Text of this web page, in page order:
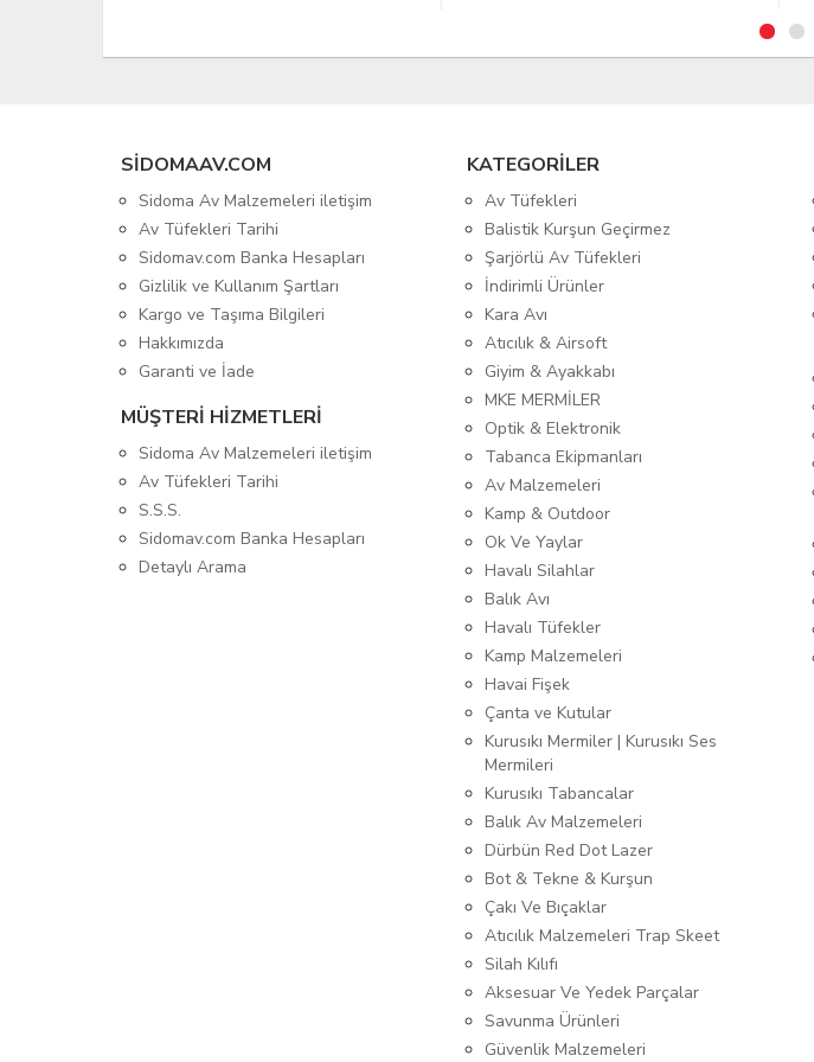
SIDOMAAV.COM
Sidoma Av Malzemeleri iletişim
Av Tüfekleri Tarihi
Sidomav.com Banka Hesapları
Gizlilik ve Kullanım Şartları
Kargo ve Taşıma Bilgileri
Hakkımızda
Garanti ve İade
MÜŞTERİ HİZMETLERİ
Sidoma Av Malzemeleri iletişim
Av Tüfekleri Tarihi
S.S.S.
Sidomav.com Banka Hesapları
Detaylı Arama
KATEGORİLER
Av Tüfekleri
Balistik Kurşun Geçirmez
Şarjörlü Av Tüfekleri
İndirimli Ürünler
Kara Avı
Atıcılık & Airsoft
Giyim & Ayakkabı
MKE MERMİLER
Optik & Elektronik
Tabanca Ekipmanları
Av Malzemeleri
Kamp & Outdoor
Ok Ve Yaylar
Havalı Silahlar
Balık Avı
Havalı Tüfekler
Kamp Malzemeleri
Havai Fişek
Çanta ve Kutular
Kurusıkı Mermiler | Kurusıkı Ses
Mermileri
Kurusıkı Tabancalar
Balık Av Malzemeleri
Dürbün Red Dot Lazer
Bot & Tekne & Kurşun
Çakı Ve Bıçaklar
Atıcılık Malzemeleri Trap Skeet
Silah Kılıfı
Aksesuar Ve Yedek Parçalar
Savunma Ürünleri
Güvenlik Malzemeleri